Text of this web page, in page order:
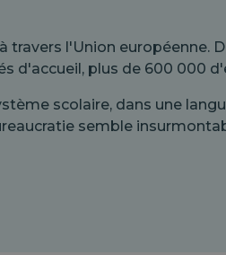
l'Union européenne.
d'accueil, plus de 600 000
scolaire, dans une
semble